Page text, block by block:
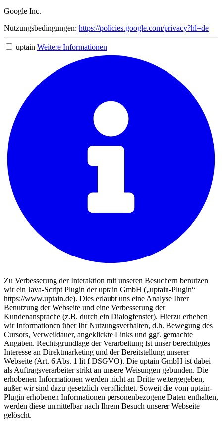
Google Inc.
Nutzungsbedingungen: https://policies.google.com/privacy?hl=de
uptain Weitere Informationen
Zu Verbesserung der Interaktion mit unseren Besuchern benutzen
wir ein Java-Script Plugin der uptain GmbH („uptain-Plugin“
https://www.uptain.de). Dies erlaubt uns eine Analyse Ihrer
Benutzung der Webseite und eine Verbesserung der
Kundenansprache (z.B. durch ein Dialogfenster). Hierzu erheben
wir Informationen über Ihr Nutzungsverhalten, d.h. Bewegung des
Cursors, Verweildauer, angeklickte Links und ggf. gemachte
Angaben. Rechtsgrundlage der Verarbeitung ist unser berechtigtes
Interesse an Direktmarketing und der Bereitstellung unserer
Webseite (Art. 6 Abs. 1 lit f DSGVO). Die uptain GmbH ist dabei
als Auftragsverarbeiter strikt an unsere Weisungen gebunden. Die
erhobenen Informationen werden nicht an Dritte weitergegeben,
außer wir sind dazu gesetzlich verpflichtet. Soweit die vom uptain-
Plugin erhobenen Informationen personenbezogene Daten enthalten,
werden diese unmittelbar nach Ihrem Besuch unserer Webseite
gelöscht.